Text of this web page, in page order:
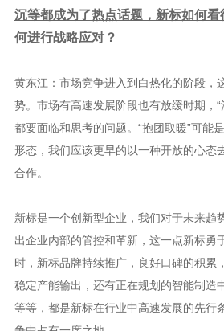
沉等都成为了热点话题，新标如何
何进行战略应对？
黄东江：市场竞争进入到白热化的阶段，
势。市场有高速发展阶段也有放缓时期，
都要面临和思考的问题。“抱团取暖”可能
形态，我们应该更早的以一种开放的心态
合作。
新标是一个创新型企业，我们对于未来趋
出企业内部的管控和革新，这一点新标勇
时，新标品牌持续推广，良好口碑的积累
稳定产能输出，还有正在规划的智能制造
等等，都是新标在行业中高速发展的先行